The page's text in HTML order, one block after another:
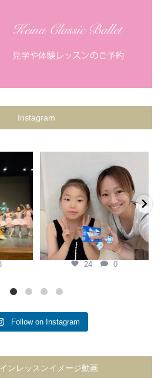
Instagram
県外から私を見つけてくれて、
『この先生がいい！』と本人の意
思で通ってくれている生徒
...
7月 6
24 0
24 0
Follow on Instagram
ンレッスンイメージ動画